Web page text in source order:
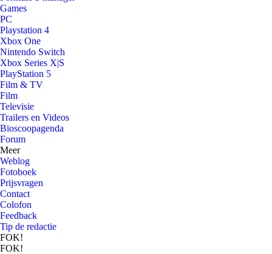
Games
PC
Playstation 4
Xbox One
Nintendo Switch
Xbox Series X|S
PlayStation 5
Film & TV
Film
Televisie
Trailers en Videos
Bioscoopagenda
Forum
Meer
Weblog
Fotoboek
Prijsvragen
Contact
Colofon
Feedback
Tip de redactie
FOK!
FOK!